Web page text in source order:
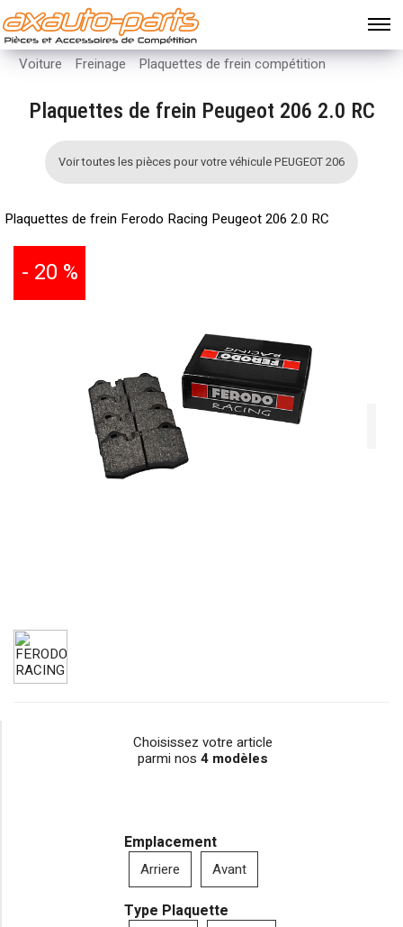
Voiture Freinage Plaquettes de frein compétition
Plaquettes de frein Peugeot 206 2.0 RC
Voir toutes les pièces pour votre véhicule PEUGEOT 206
Plaquettes de frein Ferodo Racing Peugeot 206 2.0 RC
- 20 %
Choisissez votre article
parmi nos 4 modèles
Emplacement
Arriere Avant
Type Plaquette